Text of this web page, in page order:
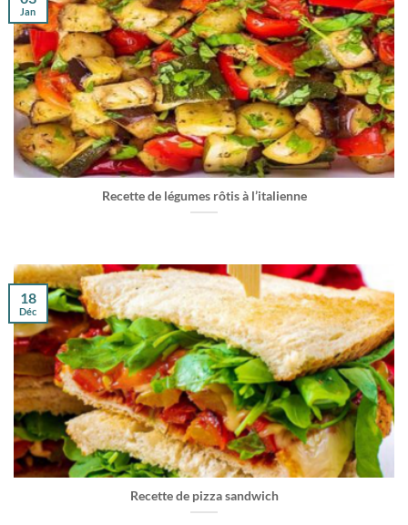
Recette de légumes rôtis à l’italienne
Jan
Recette de pizza sandwich
18
Déc